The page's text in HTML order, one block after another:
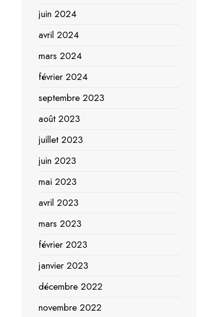
juin 2024
avril 2024
mars 2024
février 2024
septembre 2023
août 2023
juillet 2023
juin 2023
mai 2023
avril 2023
mars 2023
février 2023
janvier 2023
décembre 2022
novembre 2022